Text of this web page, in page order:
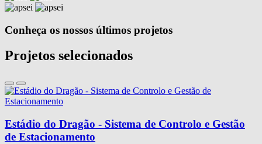
Conheça os nossos últimos projetos
Projetos selecionados
Estádio do Dragão - Sistema de Controlo e Gestão
de Estacionamento